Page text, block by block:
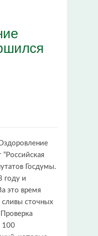
Госдумы.
году и
это время
сточных
100